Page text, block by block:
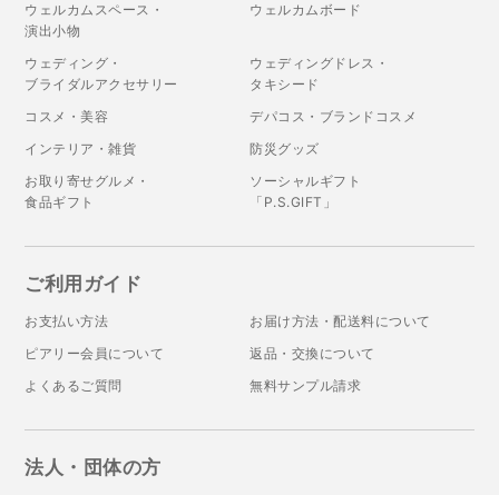
ウェルカムスペース・
演出小物
ウェルカムボード
ウェディング・
ブライダルアクセサリー
ウェディングドレス・
タキシード
コスメ・美容
デパコス・ブランドコスメ
インテリア・雑貨
防災グッズ
お取り寄せグルメ・
食品ギフト
ソーシャルギフト
「P.S.GIFT」
ご利用ガイド
お支払い方法
お届け方法・配送料について
ピアリー会員について
返品・交換について
よくあるご質問
無料サンプル請求
法人・団体の方